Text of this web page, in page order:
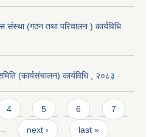
संस्था (गठन तथा परिचालन ) कार्यविधि
(कार्यसंचालन) कार्यविधि , २०८३
4 5 6 7
next › last »